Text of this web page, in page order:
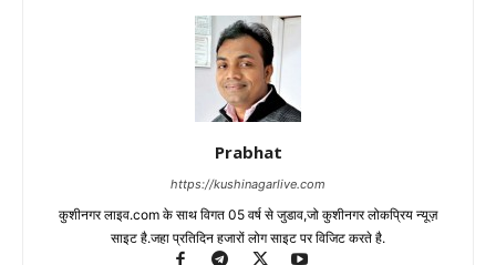
Prabhat
https://kushinagarlive.com
कुशीनगर लाइव.com के साथ विगत 05 वर्ष से जुडाव,जो कुशीनगर लोकप्रिय न्यूज़
साइट है.जहा प्रतिदिन हजारों लोग साइट पर विजिट करते है.